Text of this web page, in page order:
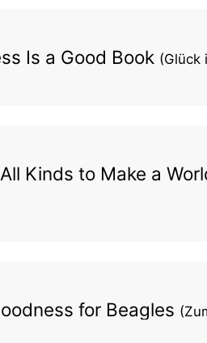
Is a Good Book (Glück
Kinds to Make a
for Beagles